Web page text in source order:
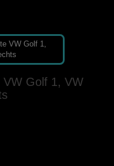
VW Golf 1, VW